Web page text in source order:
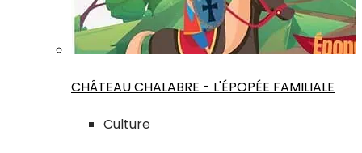
CHÂTEAU CHALABRE - L'ÉPOPÉE FAMILIALE
Culture